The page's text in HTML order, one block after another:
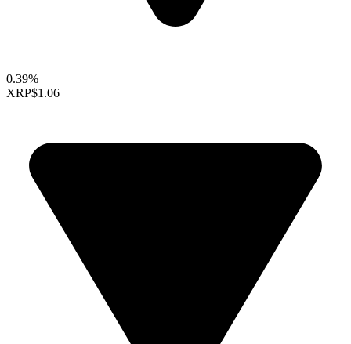
0.39%
XRP$1.06